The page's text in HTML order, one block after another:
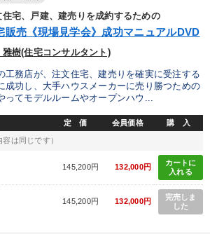
住宅、戸建、建売りを成約するための
販売《現場見学会》成功マニュアルDVD
樹(住宅コンサルタント)
工務店が、注文住宅、建売りを確実に受注する
成功し、大手ハウスメーカーに売り勝つための
ってモデルルームやオープンハウ...
定 価 会員価格 購 入
容は同じです）
145,200円 132,000円
カートに
入れる
145,200円 132,000円
完売しま
した